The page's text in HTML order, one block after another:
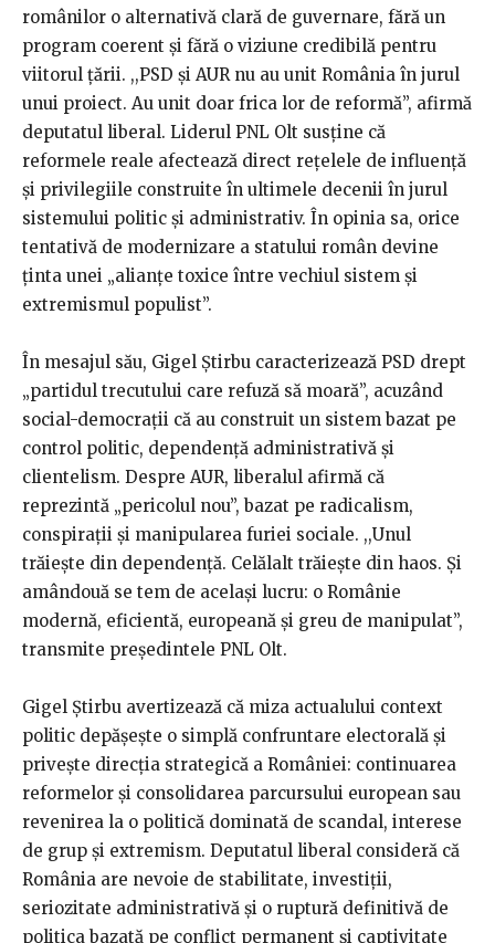
românilor o alternativă clară de guvernare, fără un
program coerent și fără o viziune credibilă pentru
viitorul țării. ,,PSD și AUR nu au unit România în jurul
unui proiect. Au unit doar frica lor de reformă”, afirmă
deputatul liberal. Liderul PNL Olt susține că
reformele reale afectează direct rețelele de influență
și privilegiile construite în ultimele decenii în jurul
sistemului politic și administrativ. În opinia sa, orice
tentativă de modernizare a statului român devine
ținta unei „alianțe toxice între vechiul sistem și
extremismul populist”.
În mesajul său, Gigel Știrbu caracterizează PSD drept
„partidul trecutului care refuză să moară”, acuzând
social-democrații că au construit un sistem bazat pe
control politic, dependență administrativă și
clientelism. Despre AUR, liberalul afirmă că
reprezintă „pericolul nou”, bazat pe radicalism,
conspirații și manipularea furiei sociale. ,,Unul
trăiește din dependență. Celălalt trăiește din haos. Și
amândouă se tem de același lucru: o Românie
modernă, eficientă, europeană și greu de manipulat”,
transmite președintele PNL Olt.
Gigel Știrbu avertizează că miza actualului context
politic depășește o simplă confruntare electorală și
privește direcția strategică a României: continuarea
reformelor și consolidarea parcursului european sau
revenirea la o politică dominată de scandal, interese
de grup și extremism. Deputatul liberal consideră că
România are nevoie de stabilitate, investiții,
seriozitate administrativă și o ruptură definitivă de
politica bazată pe conflict permanent și captivitate